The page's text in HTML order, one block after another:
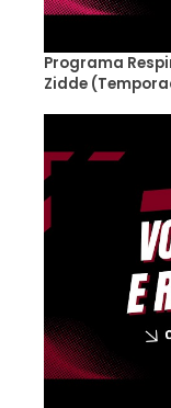
Programa
Zidde